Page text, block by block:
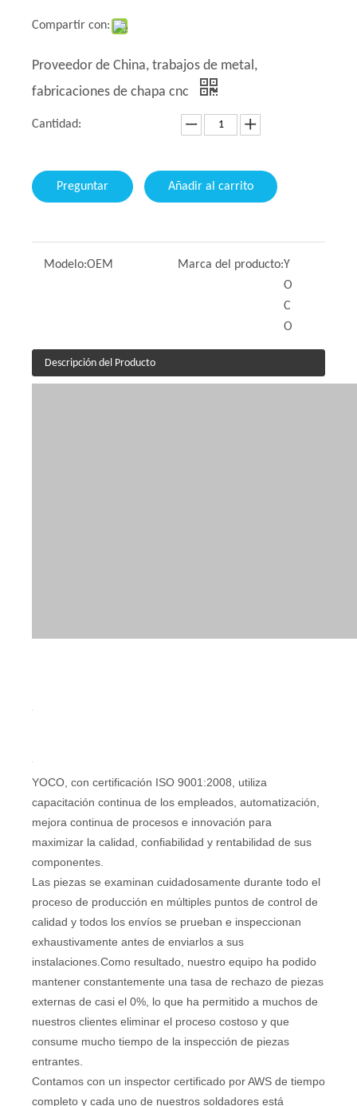
Compartir con:
Proveedor de China, trabajos de metal,
fabricaciones de chapa cnc
Cantidad:
Preguntar Añadir al carrito
Modelo:OEM Marca del producto:Y
O
C
O
Descripción del Producto
YOCO, con certificación ISO 9001:2008, utiliza
capacitación continua de los empleados, automatización,
mejora continua de procesos e innovación para
maximizar la calidad, confiabilidad y rentabilidad de sus
componentes.
Las piezas se examinan cuidadosamente durante todo el
proceso de producción en múltiples puntos de control de
calidad y todos los envíos se prueban e inspeccionan
exhaustivamente antes de enviarlos a sus
instalaciones.Como resultado, nuestro equipo ha podido
mantener constantemente una tasa de rechazo de piezas
externas de casi el 0%, lo que ha permitido a muchos de
nuestros clientes eliminar el proceso costoso y que
consume mucho tiempo de la inspección de piezas
entrantes.
Contamos con un inspector certificado por AWS de tiempo
completo y cada uno de nuestros soldadores está